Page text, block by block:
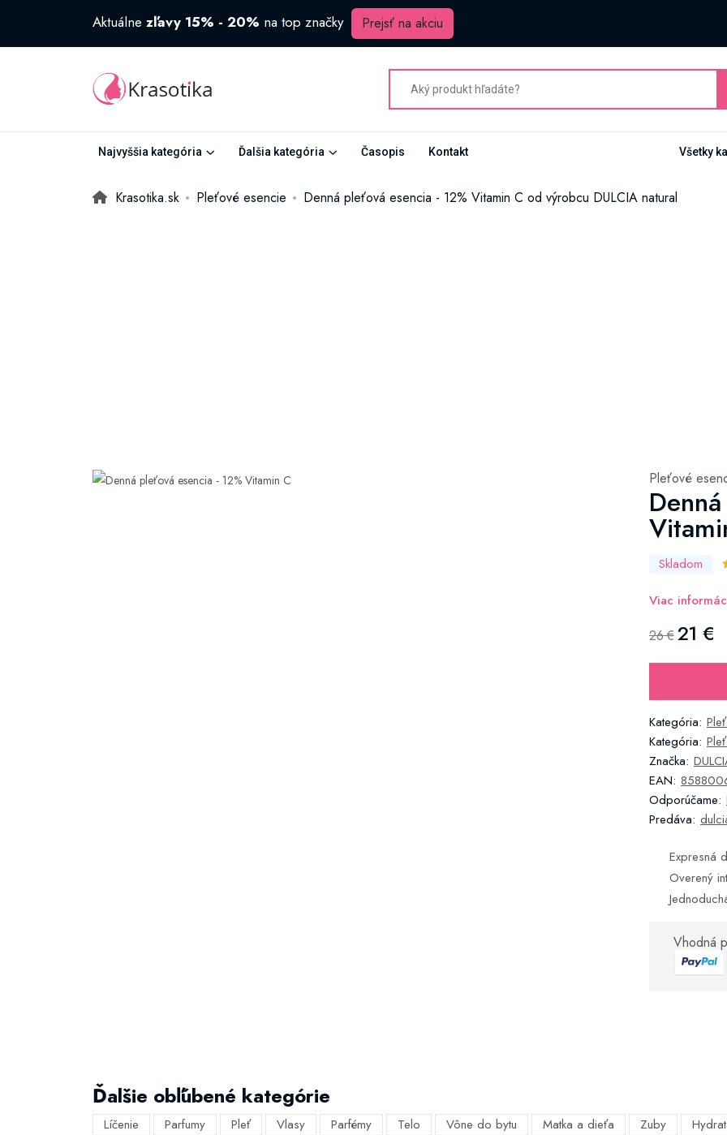
Aktuálne zľavy 15% - 20% na top značky Prejsť na akciu
Najvyššia kategória Ďalšia kategória Časopis Kontakt Všetky
Krasotika.sk Pleťové esencie Denná pleťová esencia - 12% Vitamin C od výrobcu DULCIA natural
Pleťové
Skladom
Viac
26 €21 €
Kategória:
Kategória:
Značka:
EAN:
Odporúčame:
Predáva:
Expresná
Overený
Vhodná
Ďalšie obľúbené kategórie
Líčenie Parfumy Pleť Vlasy Parfémy Telo Vône do bytu Matka a dieťa Zuby